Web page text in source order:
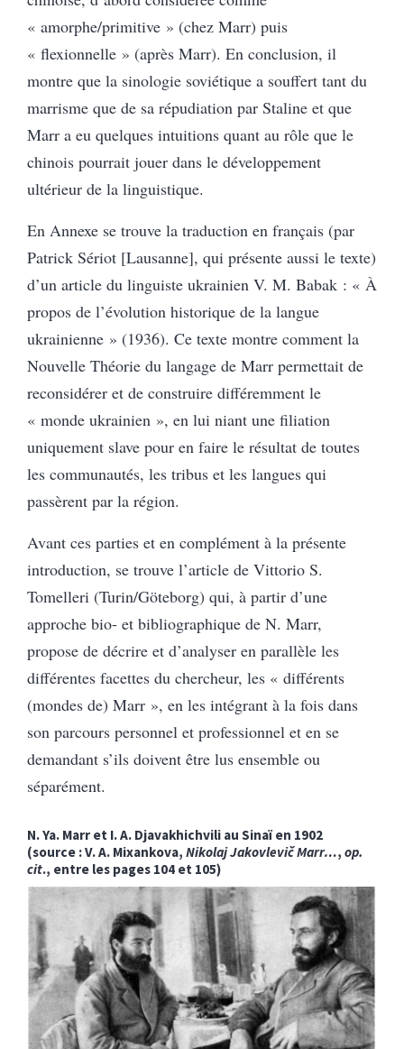
« amorphe/primitive » (chez Marr) puis
« flexionnelle » (après Marr). En conclusion, il
montre que la sinologie soviétique a souffert tant du
marrisme que de sa répudiation par Staline et que
Marr a eu quelques intuitions quant au rôle que le
chinois pourrait jouer dans le développement
ultérieur de la linguistique.
En Annexe se trouve la traduction en français (par
Patrick Sériot [Lausanne], qui présente aussi le texte)
d’un article du linguiste ukrainien V. M. Babak : « À
propos de l’évolution historique de la langue
ukrainienne » (1936). Ce texte montre comment la
Nouvelle Théorie du langage de Marr permettait de
reconsidérer et de construire différemment le
« monde ukrainien », en lui niant une filiation
uniquement slave pour en faire le résultat de toutes
les communautés, les tribus et les langues qui
passèrent par la région.
Avant ces parties et en complément à la présente
introduction, se trouve l’article de Vittorio S.
Tomelleri (Turin/Göteborg) qui, à partir d’une
approche bio- et bibliographique de N. Marr,
propose de décrire et d’analyser en parallèle les
différentes facettes du chercheur, les « différents
(mondes de) Marr », en les intégrant à la fois dans
son parcours personnel et professionnel et en se
demandant s’ils doivent être lus ensemble ou
séparément.
N. Ya. Marr et I. A. Djavakhichvili au Sinaï en 1902
(source : V. A. Mixankova, Nikolaj Jakovlevič Marr…, op.
cit., entre les pages 104 et 105)